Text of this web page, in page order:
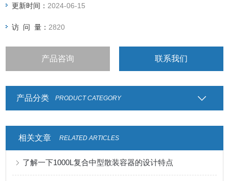
更新时间： 2024-06-15
访 问 量： 2820
产品咨询 联系我们
产品分类 PRODUCT CATEGORY
相关文章 RELATED ARTICLES
了解一下1000L复合中型散装容器的设计特点